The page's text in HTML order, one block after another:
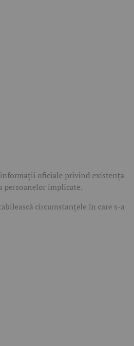
informații oficiale privind existența
persoanelor implicate.
circumstanțele în care s-a